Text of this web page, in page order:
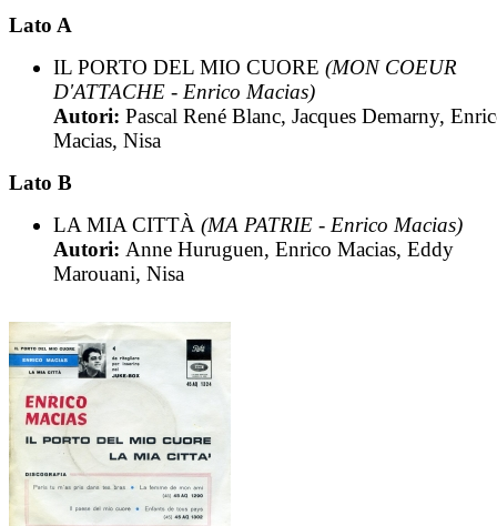
Lato A
IL PORTO DEL MIO CUORE (MON COEUR
D'ATTACHE - Enrico Macias)
Autori: Pascal René Blanc, Jacques Demarny,
Macias, Nisa
Lato B
LA MIA CITTÀ (MA PATRIE - Enrico Macias)
Autori: Anne Huruguen, Enrico Macias, Eddy
Marouani, Nisa